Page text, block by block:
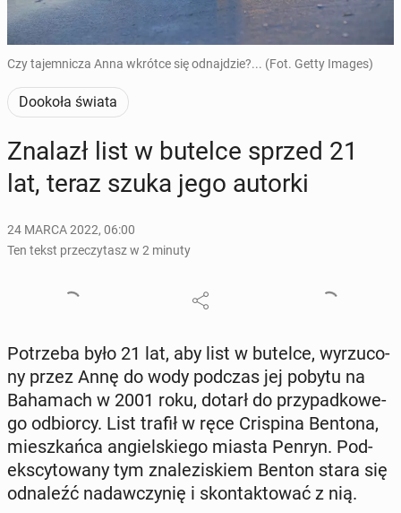
Czy tajemnicza Anna wkrótce się odnajdzie?... (Fot. Getty Images)
Dookoła świata
Znalazł list w butelce sprzed 21
lat, teraz szuka jego autorki
24 MARCA 2022, 06:00
Ten tekst przeczytasz w 2 minuty
Po­trze­ba było 21 lat, aby list w butelce, wy­rzu­co­
ny przez Annę do wody podczas jej pobytu na
Ba­ha­mach w 2001 roku, dotarł do przy­pad­ko­we­
go od­bior­cy. List trafił w ręce Cri­spi­na Bentona,
miesz­kań­ca an­giel­skie­go miasta Penryn. Pod­
eks­cy­to­wa­ny tym zna­le­zi­skiem Benton stara się
od­na­leźć nadaw­czy­nię i skon­tak­to­wać z nią.